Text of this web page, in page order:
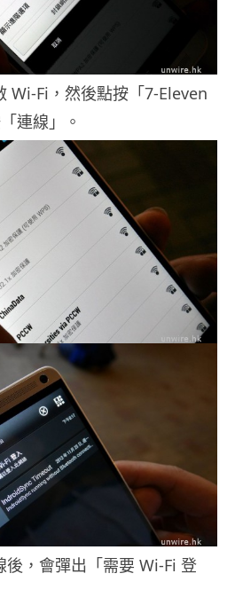
Fi，然後點按「7-Eleven
連線」。
，會彈出「需要 Wi-Fi 登